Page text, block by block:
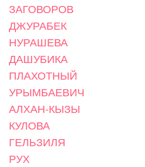
ЗАГОВОРОВ
ДЖУРАБЕК
НУРАШЕВА
ДАШУБИКА
ПЛАХОТНЫЙ
УРЫМБАЕВИЧ
АЛХАН-КЫЗЫ
КУЛОВА
ГЕЛЬЗИЛЯ
РУХ